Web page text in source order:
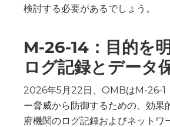
検討する必要があるでしょう。
M-26-14：目的を
ログ記録とデータ
2026年5月22日、OMBはM-26-1
ー脅威から防御するための、効果
府機関のログ記録およびネットワ